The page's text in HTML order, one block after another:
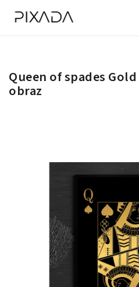
Queen of spades
obraz